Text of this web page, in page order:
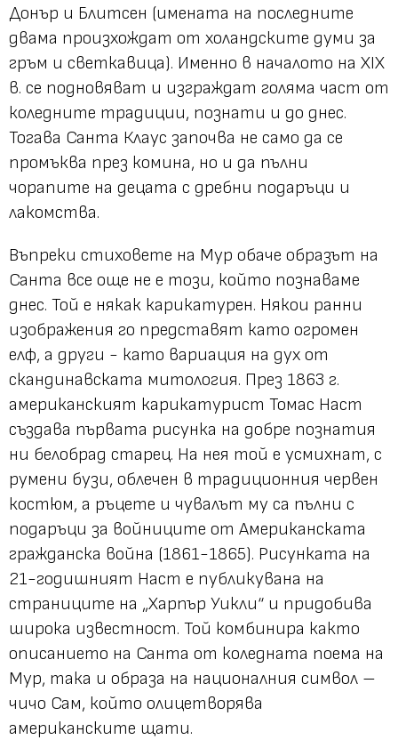
Донър и Блитсен (имената на последните
двама произхождат от холандските думи за
гръм и светкавица). Именно в началото на XIX
в. се подновяват и изграждат голяма част от
коледните традиции, познати и до днес.
Тогава Санта Клаус започва не само да се
промъква през комина, но и да пълни
чорапите на децата с дребни подаръци и
лакомства.
Въпреки стиховете на Мур обаче образът на
Санта все още не е този, който познаваме
днес. Той е някак карикатурен. Някои ранни
изображения го представят като огромен
елф, а други - като вариация на дух от
скандинавската митология. През 1863 г.
американският карикатурист Томас Наст
създава първата рисунка на добре познатия
ни белобрад старец. На нея той е усмихнат, с
румени бузи, облечен в традиционния червен
костюм, а ръцете и чувалът му са пълни с
подаръци за войниците от Американската
гражданска война (1861-1865). Рисунката на
21-годишният Наст е публикувана на
страниците на „Харпър Уикли“ и придобива
широка известност. Той комбинира както
описанието на Санта от коледната поема на
Мур, така и образа на националния символ –
чичо Сам, който олицетворява
американските щати.